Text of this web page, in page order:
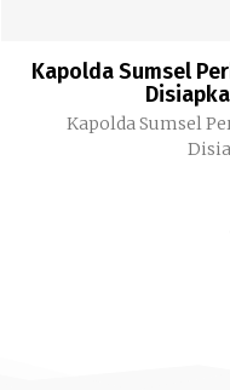
Kapolda Sumsel
Kapolda Sumsel